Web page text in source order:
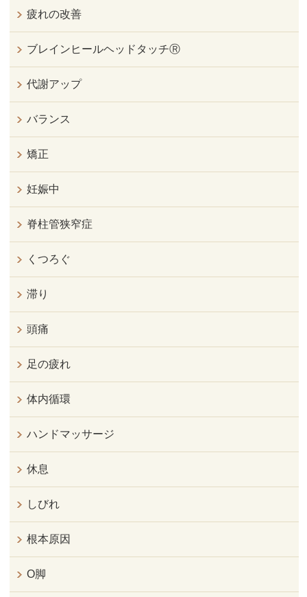
疲れの改善
ブレインヒールヘッドタッチⓇ
代謝アップ
バランス
矯正
妊娠中
脊柱管狭窄症
くつろぐ
滞り
頭痛
足の疲れ
体内循環
ハンドマッサージ
休息
しびれ
根本原因
O脚